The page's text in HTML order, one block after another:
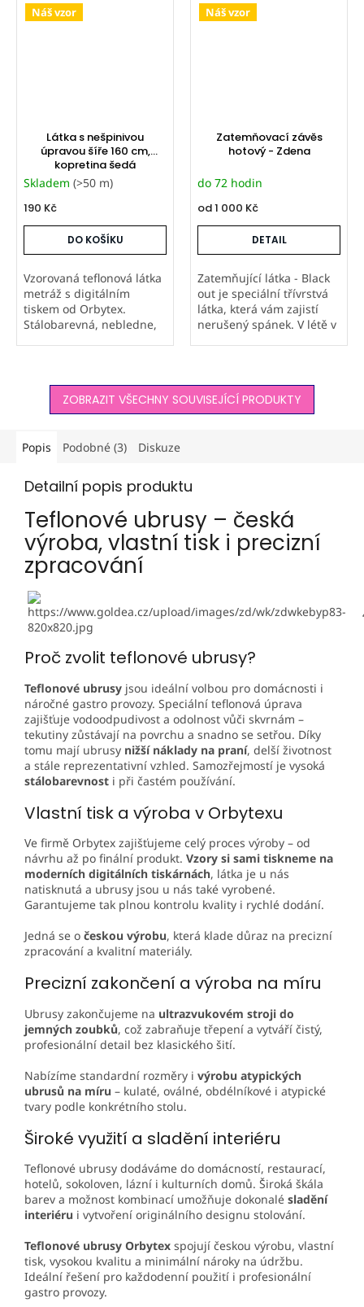
Náš vzor
Látka s nešpinivou
úpravou šíře 160 cm,
kopretina šedá
Skladem (>50 m)
190 Kč
DO KOŠÍKU
Vzorovaná teflonová látka
metráž s digitálním
tiskem od Orbytex.
Stálobarevná, nebledne,
firemních log. Ideální na
ubrusy,...
Náš vzor
Zatemňovací závěs
hotový - Zdena
do 72 hodin
od1 000 Kč
DETAIL
Zatemňující látka - Black
out je speciální třívrstvá
látka, která vám zajistí
nerušený spánek. V létě v
tepla. Závěsy z této...
ZOBRAZIT VŠECHNY SOUVISEJÍCÍ PRODUKTY
Popis Podobné (3) Diskuze
Detailní popis produktu
Teflonové ubrusy – česká
výroba, vlastní tisk i precizní
zpracování
Proč zvolit teflonové ubrusy?
Teflonové ubrusy jsou ideální volbou pro domácnosti i
náročné gastro provozy. Speciální teflonová úprava
zajišťuje vodoodpudivost a odolnost vůči skvrnám –
tekutiny zůstávají na povrchu a snadno se setřou. Díky
tomu mají ubrusy nižší náklady na praní, delší životnost
a stále reprezentativní vzhled. Samozřejmostí je vysoká
stálobarevnost i při častém používání.
Vlastní tisk a výroba v Orbytexu
Ve firmě Orbytex zajišťujeme celý proces výroby – od
návrhu až po finální produkt. Vzory si sami tiskneme na
moderních digitálních tiskárnách, látka je u nás
natisknutá a ubrusy jsou u nás také vyrobené.
Garantujeme tak plnou kontrolu kvality i rychlé dodání.
Jedná se o českou výrobu, která klade důraz na precizní
zpracování a kvalitní materiály.
Precizní zakončení a výroba na míru
Ubrusy zakončujeme na ultrazvukovém stroji do
jemných zoubků, což zabraňuje třepení a vytváří čistý,
profesionální detail bez klasického šití.
Nabízíme standardní rozměry i výrobu atypických
ubrusů na míru – kulaté, oválné, obdélníkové i atypické
tvary podle konkrétního stolu.
Široké využití a sladění interiéru
Teflonové ubrusy dodáváme do domácností, restaurací,
hotelů, sokoloven, lázní i kulturních domů. Široká škála
barev a možnost kombinací umožňuje dokonalé sladění
interiéru i vytvoření originálního designu stolování.
Teflonové ubrusy Orbytex spojují českou výrobu, vlastní
tisk, vysokou kvalitu a minimální nároky na údržbu.
Ideální řešení pro každodenní použití i profesionální
gastro provozy.